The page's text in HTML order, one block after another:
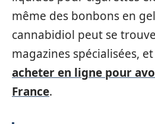
même des bonbons en
cannabidiol peut se
magazines spécialisées,
acheter en ligne pour
France.